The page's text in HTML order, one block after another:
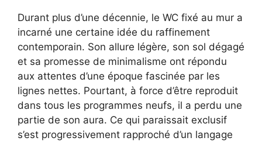
Durant plus d’une décennie, le WC fixé au mur a
incarné une certaine idée du raffinement
contemporain. Son allure légère, son sol dégagé
et sa promesse de minimalisme ont répondu
aux attentes d’une époque fascinée par les
lignes nettes. Pourtant, à force d’être reproduit
dans tous les programmes neufs, il a perdu une
partie de son aura. Ce qui paraissait exclusif
s’est progressivement rapproché d’un langage